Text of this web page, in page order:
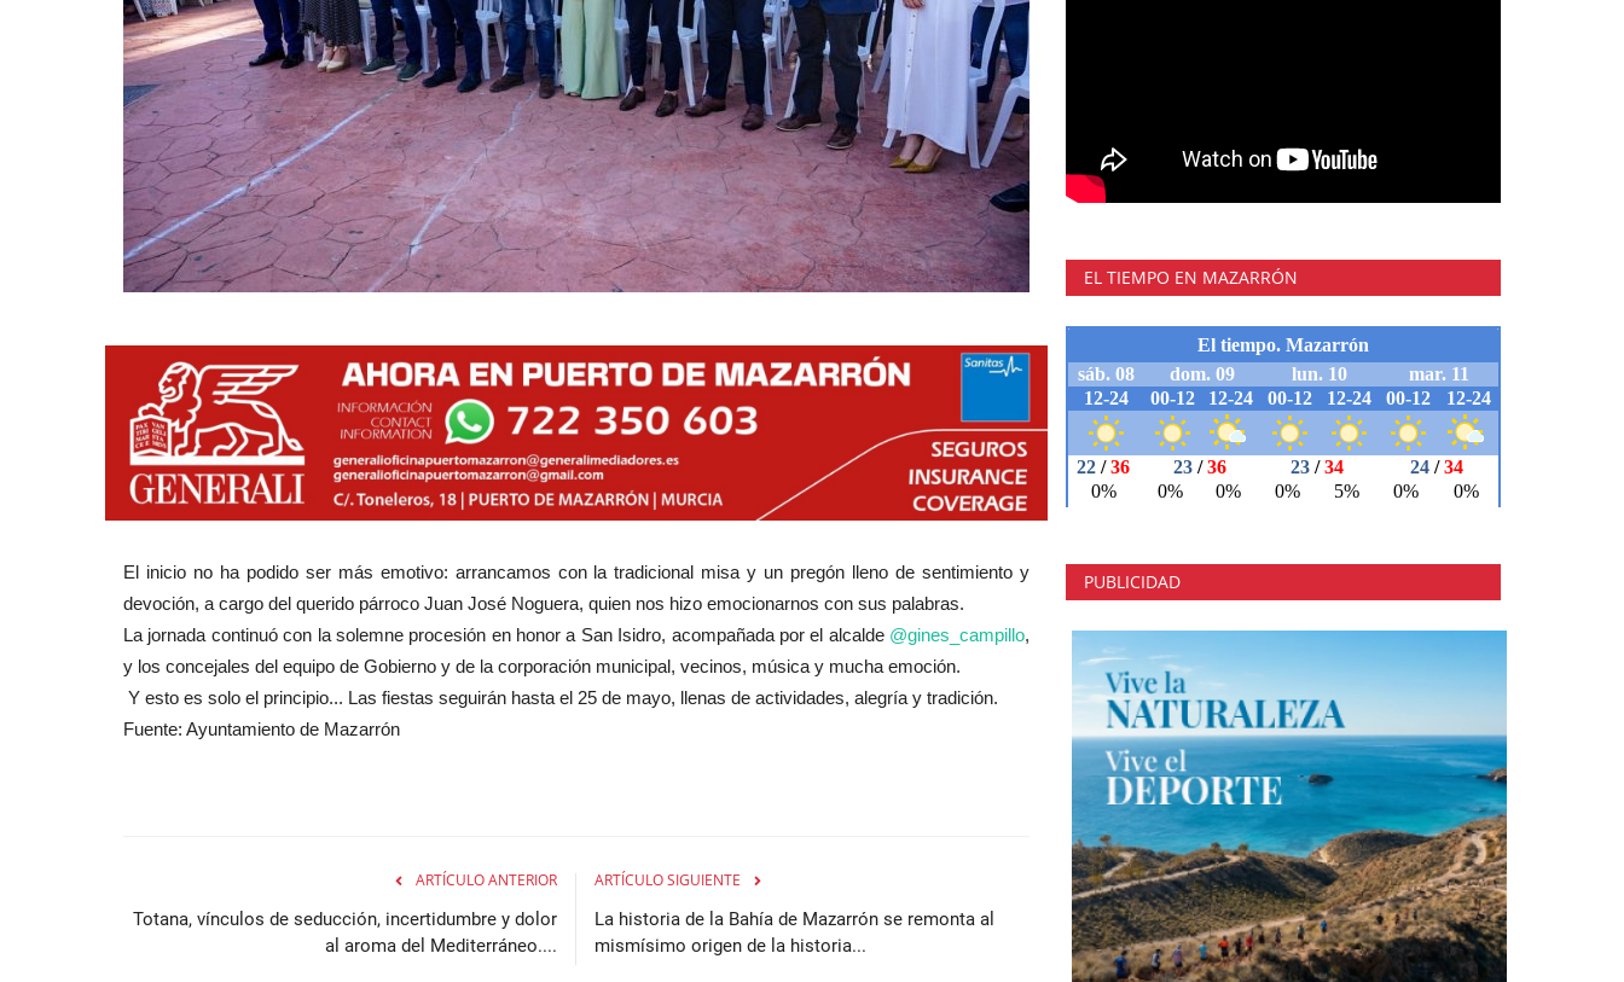
El inicio no ha podido ser más emotivo: arrancamos con la tradicional misa y un pregón lleno de sentimiento y
devoción, a cargo del querido párroco Juan José Noguera, quien nos hizo emocionarnos con sus palabras.
La jornada continuó con la solemne procesión en honor a San Isidro, acompañada por el alcalde @gines_campillo,
y los concejales del equipo de Gobierno y de la corporación municipal, vecinos, música y mucha emoción.
Y esto es solo el principio... Las fiestas seguirán hasta el 25 de mayo, llenas de actividades, alegría y tradición.
Fuente: Ayuntamiento de Mazarrón
ARTÍCULO ANTERIOR
Totana, vínculos de seducción, incertidumbre y dolor
al aroma del Mediterráneo....
ARTÍCULO SIGUIENTE
La historia de la Bahía de Mazarrón se remonta al
mismísimo origen de la historia...
EL TIEMPO EN MAZARRÓN
PUBLICIDAD